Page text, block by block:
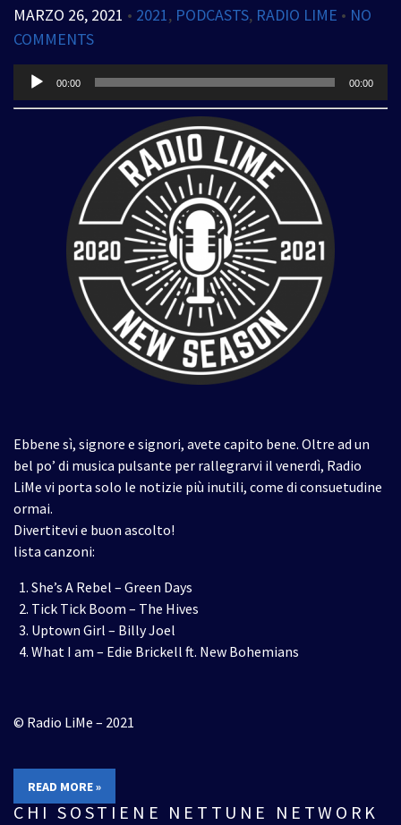
MARZO 26, 2021 • 2021, PODCASTS, RADIO LIME • NO
COMMENTS
Audio
Player
00:00 00:00
Ebbene sì, signore e signori, avete capito bene. Oltre ad un
bel po’ di musica pulsante per rallegrarvi il venerdì, Radio
LiMe vi porta solo le notizie più inutili, come di consuetudine
ormai.
Divertitevi e buon ascolto!
lista canzoni:
She’s A Rebel – Green Days
Tick Tick Boom – The Hives
Uptown Girl – Billy Joel
What I am – Edie Brickell ft. New Bohemians
© Radio LiMe – 2021
READ MORE »
CHI SOSTIENE NETTUNE NETWORK